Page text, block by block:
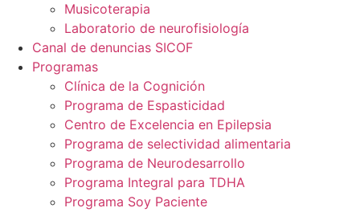
Musicoterapia
Laboratorio de neurofisiología
Canal de denuncias SICOF
Programas
Clínica de la Cognición
Programa de Espasticidad
Centro de Excelencia en Epilepsia
Programa de selectividad alimentaria
Programa de Neurodesarrollo
Programa Integral para TDHA
Programa Soy Paciente